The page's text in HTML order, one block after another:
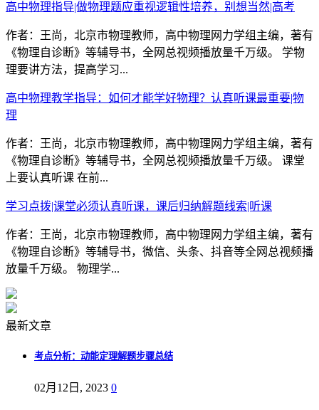
高中物理指导|做物理题应重视逻辑性培养，别想当然|高考
作者：王尚，北京市物理教师，高中物理网力学组主编，著有
《物理自诊断》等辅导书，全网总视频播放量千万级。 学物
理要讲方法，提高学习...
高中物理教学指导：如何才能学好物理？认真听课最重要|物
理
作者：王尚，北京市物理教师，高中物理网力学组主编，著有
《物理自诊断》等辅导书，全网总视频播放量千万级。 课堂
上要认真听课 在前...
学习点拨|课堂必须认真听课，课后归纳解题线索|听课
作者：王尚，北京市物理教师，高中物理网力学组主编，著有
《物理自诊断》等辅导书，微信、头条、抖音等全网总视频播
放量千万级。 物理学...
最新文章
考点分析：动能定理解题步骤总结
02月12日, 2023 0